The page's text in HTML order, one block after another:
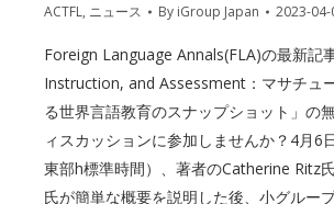
ACTFL, ニュース By iGroup Japan 2023-04-
Foreign Language Annals(FLA)の最新記
Instruction, and Assessment：マサチュ
る世界言語教育のスナップショット」の
ィスカッションに参加しませんか？4月6
東部h標準時間）、著者のCatherine Ritz
氏が簡単な概要を説明した後、小グルー